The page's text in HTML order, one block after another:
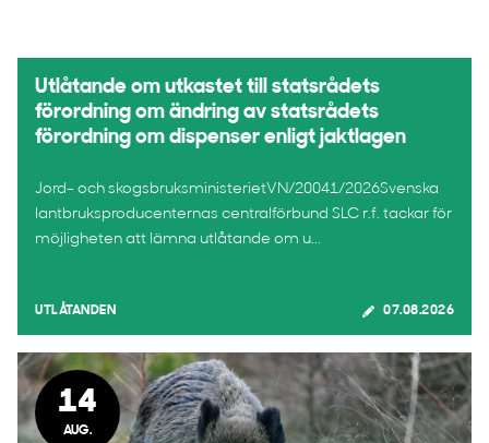
Utlåtande om utkastet till statsrådets
förordning om ändring av statsrådets
förordning om dispenser enligt jaktlagen
Jord- och skogsbruksministerietVN/20041/2026Svenska
lantbruksproducenternas centralförbund SLC r.f. tackar för
möjligheten att lämna utlåtande om u...
UTLÅTANDEN 07.08.2026
14
AUG.